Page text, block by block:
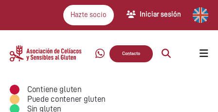
Hazte socio Iniciar sesión
Contacto
Contiene gluten
Puede contener gluten
Sin gluten